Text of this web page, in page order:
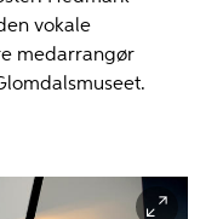
vokale
medarrangør